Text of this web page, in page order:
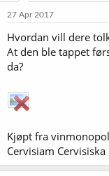
27 Apr 2017
Hvordan vill dere
At den ble tappet
da?
Kjøpt fra
Cervisiam Cervisiska